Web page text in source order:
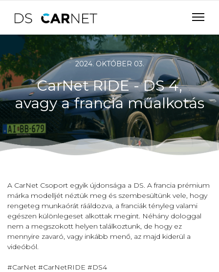
2024. OKTÓBER 03.
CarNet RIDE - DS 4,
avagy a francia műalkotás
A CarNet Csoport egyik újdonsága a DS. A francia prémium
márka modelljét néztük meg és szembesültünk vele, hogy
rengeteg munkaórát rááldozva, a franciák tényleg valami
egészen különlegeset alkottak megint. Néhány dologgal
nem a megszokott helyen találkoztunk, de hogy ez
mennyire zavaró, vagy inkább menő, az majd kiderül a
videóból.
#CarNet #CarNetRIDE #DS4